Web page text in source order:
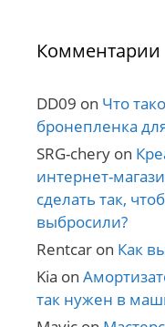
Комментарии
DD09 on Что
бронепленка
SRG-chery on
интернет-
сделать так,
выбросили?
Rentcar on Как
Kia on
так нужен в